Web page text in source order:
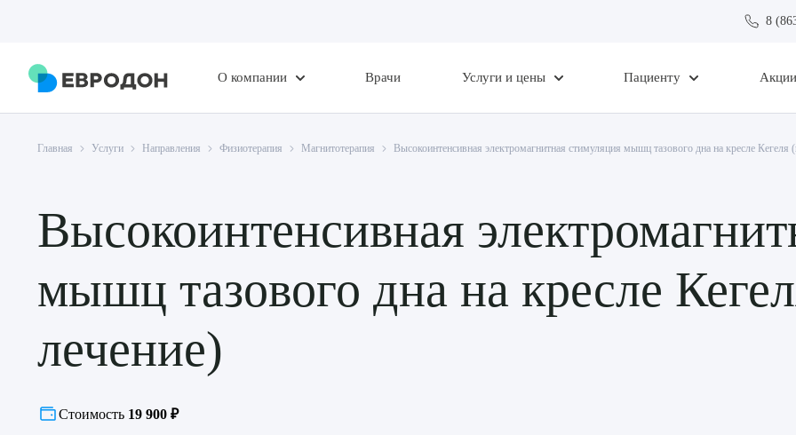
8
О компании Врачи Услуги и цены Пациенту Акции
Главная Услуги Направления Физиотерапия Магнитотерапия Высокоинтенсивная электромагнитная стимуляция мышц тазового дна на кресле Кегеля
Высокоинтенсивная
мышц тазового дна на кресле
лечение)
Стоимость 19 900 ₽